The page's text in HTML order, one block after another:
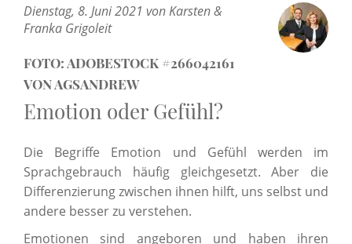
Dienstag, 8. Juni 2021 von Karsten &
Franka Grigoleit
FOTO: ADOBESTOCK #266042161
VON AGSANDREW
Emotion oder Gefühl?
Die Begriffe Emotion und Gefühl werden im
Sprachgebrauch häufig gleichgesetzt. Aber die
Differenzierung zwischen ihnen hilft, uns selbst und
andere besser zu verstehen.
Emotionen sind angeboren und haben ihren